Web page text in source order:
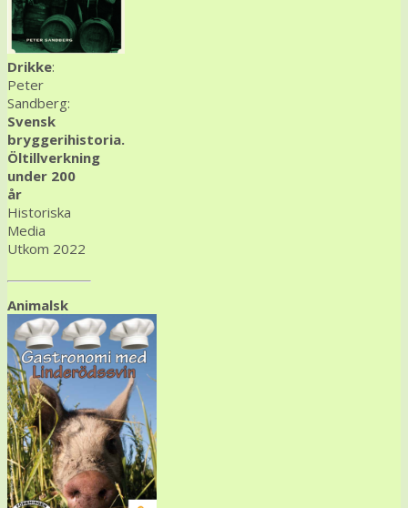
Drikke:
Peter
Sandberg:
Svensk
bryggerihistoria.
Öltillverkning
under 200
år
Historiska
Media
Utkom 2022
Animalsk